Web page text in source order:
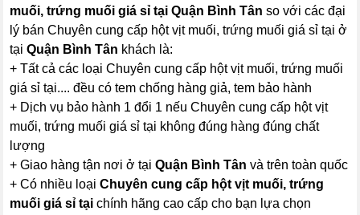
muối, trứng muối giá sỉ tại Quận Bình Tân so với các đại
lý bán Chuyên cung cấp hột vịt muối, trứng muối giá sỉ tại ở
tạiQuận Bình Tân khách là:
+ Tất cả các loại Chuyên cung cấp hột vịt muối, trứng muối
giá sỉ tại.... đều có tem chống hàng giả, tem bảo hành
+ Dịch vụ bảo hành 1 đổi 1 nếu Chuyên cung cấp hột vịt
muối, trứng muối giá sỉ tại không đúng hàng đúng chất
lượng
+ Giao hàng tận nơi ở tạiQuận Bình Tân và trên toàn quốc
+ Có nhiều loạiChuyên cung cấp hột vịt muối, trứng
muối giá sỉ tại chính hãng cao cấp cho bạn lựa chọn